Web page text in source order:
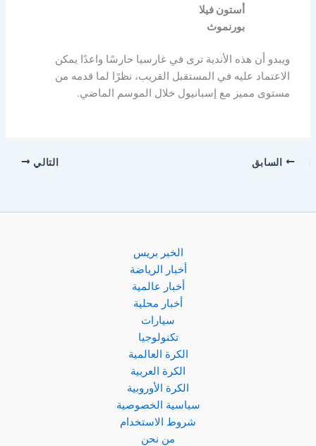
أستون فيلا
بورنموث
ويبدو أن هذه الأندية ترى في غارسيا حارسًا واعدًا يمكن
الاعتماد عليه في المستقبل القريب، نظرًا لما قدمه من
مستوى مميز مع إسبانيول خلال الموسم الماضي.
السابق التالي
الخبر بريس
أخبار الرياضة
أخبار عالمية
أخبار محلية
سيارات
تكنولوجيا
الكرة العالمية
الكرة العربية
الكرة الأوروبية
سياسية الخصوصية
شروط الاستخدام
من نحن